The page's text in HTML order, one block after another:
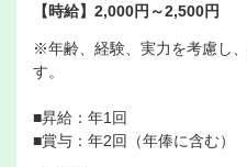
【時給】2,000円～2,500円
※年齢、経験、実力を考慮し
す。
■昇給：年1回
■賞与：年2回（年俸に含む）